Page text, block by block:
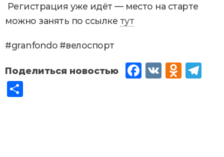
Регистрация уже идёт — место на старте
можно занять по ссылке тут
#granfondo #велоспорт
Fac
VK
Od